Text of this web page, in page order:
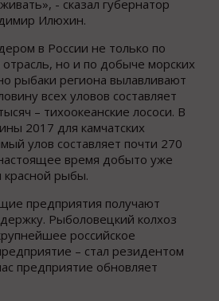
- сказал губернатор
Илюхин.
в России не только по
но и по добыче морских
рыбаки региона вылавливают
всех уловов составляет
– тихоокеанские лососи. В
2017 для камчатских
улов составляет почти 270
время добыто уже
красной рыбы.
предприятия получают
Рыболовецкий колхоз
российское
– стал резидентом
предприятие обновляет